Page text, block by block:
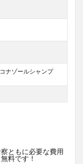
ナゾールシャンプ
ともに必要な費用
料です！